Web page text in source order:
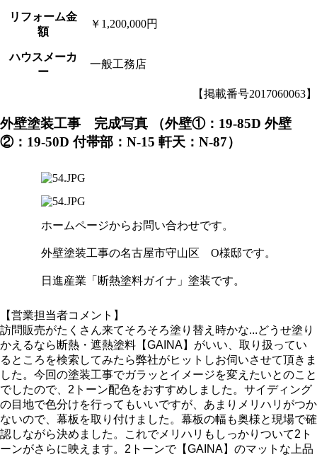
リフォーム金
額
￥1,200,000円
ハウスメーカ
ー
一般工務店
【掲載番号2017060063】
外壁塗装工事 完成写真 （外壁①：19-85D 外壁
②：19-50D 付帯部：N-15 軒天：N-87）
ホームページからお問い合わせです。
外壁塗装工事の名古屋市守山区 O様邸です。
日進産業「断熱塗料ガイナ」塗装です。
【営業担当者コメント】
訪問販売がたくさん来てそろそろ塗り替え時かな...どうせ塗り
かえるなら断熱・遮熱塗料【GAINA】がいい、取り扱ってい
るところを検索してみたら弊社がヒットしお伺いさせて頂きま
した。今回の塗装工事でガラッとイメージを変えたいとのこと
でしたので、2トーン配色をおすすめしました。サイディング
の目地で色分けを行ってもいいですが、あまりメリハリがつか
ないので、幕板を取り付けました。幕板の幅も奥様と現場で確
認しながら決めました。これでメリハリもしっかりついて2ト
ーンがさらに映えます。2トーンで【GAINA】のマットな上品